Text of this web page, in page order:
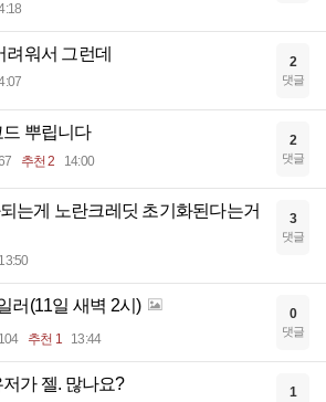
려워서 그런데 2
댓글
뿌립니다
추천 2 14:00
2
댓글
는게 노란크레딧 초기화된다는거
13:50
3
댓글
러(11일 새벽 2시)
추천 1 13:44
0
댓글
가 젤. 많나요? 1